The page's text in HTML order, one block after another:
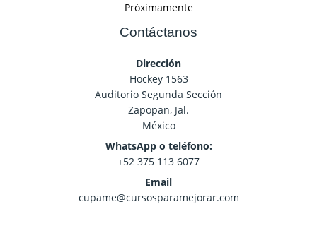
Próximamente
Contáctanos
Dirección
Hockey 1563
Auditorio Segunda Sección
Zapopan, Jal.
México
WhatsApp o teléfono:
+52 375 113 6077
Email
cupame@cursosparamejorar.com